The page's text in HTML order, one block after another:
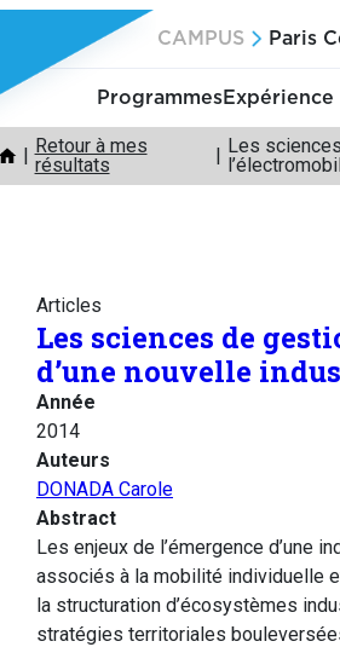
CAMPUS Paris
ProgrammesExpérience
Retour à mes
résultats
Les
Articles
Les sciences de
d’une nouvelle
Année
2014
Auteurs
DONADA Carole
Abstract
Les enjeux de l’émergence d’une
associés à la mobilité individuelle
la structuration d’écosystèmes
stratégies territoriales